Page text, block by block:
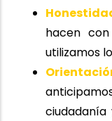
hacen
utilizamos